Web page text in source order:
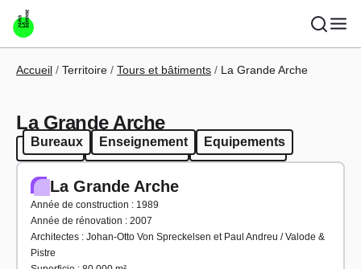
Aller au contenu principal
Fil d'Ariane
Accueil Territoire Tours et bâtiments La Grande Arche
La Grande Arche
Bureaux Enseignement Equipements
Bureaux Enseignement Equipements
La Grande Arche
Année de construction : 1989
Année de rénovation : 2007
Architectes : Johan-Otto Von Spreckelsen et Paul Andreu / Valode &
Pistre